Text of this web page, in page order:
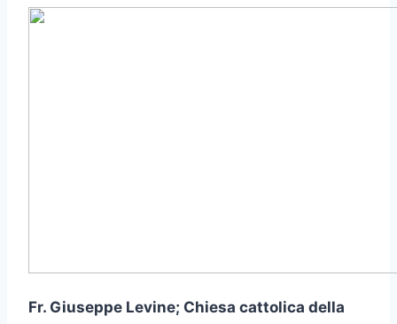
Fr. Giuseppe Levine; Chiesa cattolica della